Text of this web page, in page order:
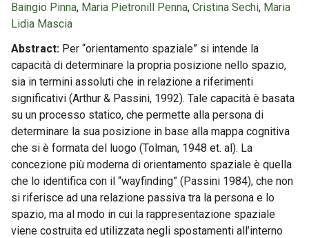
Baingio Pinna, Maria Pietronill Penna, Cristina Sechi, Maria
Lidia Mascia
Abstract Per “orientamento spaziale” si intende la
capacità di determinare la propria posizione nello spazio,
sia in termini assoluti che in relazione a riferimenti
significativi (Arthur & Passini, 1992). Tale capacità è basata
su un processo statico, che permette alla persona di
determinare la sua posizione in base alla mappa cognitiva
che si è formata del luogo (Tolman, 1948 et. al). La
concezione più moderna di orientamento spaziale è quella
che lo identifica con il “wayfinding” (Passini 1984), che non
si riferisce ad una relazione passiva tra la persona e lo
spazio, ma al modo in cui la rappresentazione spaziale
viene costruita ed utilizzata negli spostamenti all’interno